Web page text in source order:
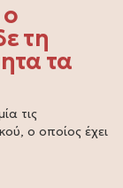
ο
τη
τα
τις
ο οποίος έχει